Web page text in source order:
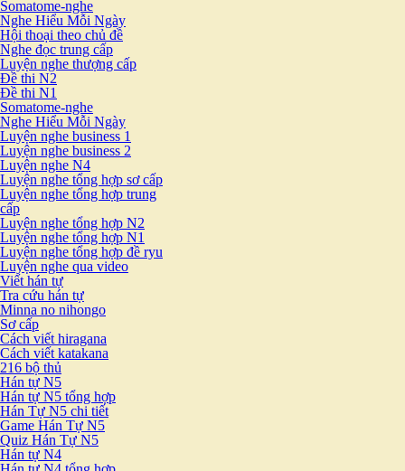
Somatome-nghe
Nghe Hiểu Mỗi Ngày
Hội thoại theo chủ đề
Nghe đọc trung cấp
Luyện nghe thượng cấp
Đề thi N2
Đề thi N1
Somatome-nghe
Nghe Hiểu Mỗi Ngày
Luyện nghe business 1
Luyện nghe business 2
Luyện nghe N4
Luyện nghe tổng hợp sơ cấp
Luyện nghe tổng hợp trung
cấp
Luyện nghe tổng hợp N2
Luyện nghe tổng hợp N1
Luyện nghe tổng hợp đề ryu
Luyện nghe qua video
Viết hán tự
Tra cứu hán tự
Minna no nihongo
Sơ cấp
Cách viết hiragana
Cách viết katakana
216 bộ thủ
Hán tự N5
Hán tự N5 tổng hợp
Hán Tự N5 chi tiết
Game Hán Tự N5
Quiz Hán Tự N5
Hán tự N4